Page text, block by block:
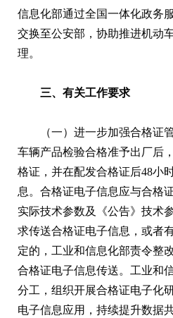
信息化部通过全国一体化政务
交换至公安部，协助推进机动
理。
三、有关工作要求
（一）进一步加强合格证
车辆产品检验合格准予出厂后
格证，并在配发合格证后48小
息。合格证电子信息应与合格
实际技术参数及《公告》技术
求传送合格证电子信息，或者
定的，工业和信息化部责令整
合格证电子信息传送。工业和
分工，组织开展合格证电子化
电子信息应用，持续提升数据